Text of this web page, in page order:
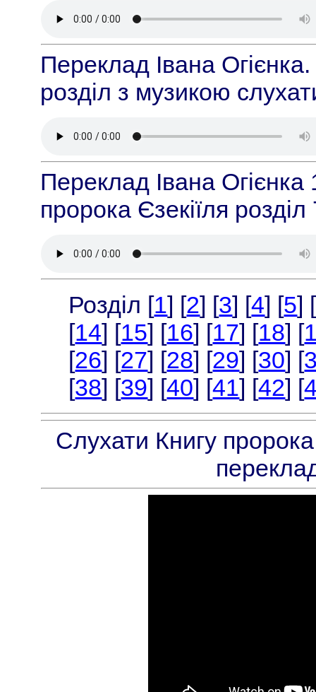
Переклад Івана
розділ з музикою
Переклад Івана
пророка Єзекіїля
Розділ [1] [2] [3] [4] [5] [
[14] [15] [16] [17] [18] [
[26] [27] [28] [29] [30] [
[38] [39] [40] [41] [42] [
Слухати Книгу